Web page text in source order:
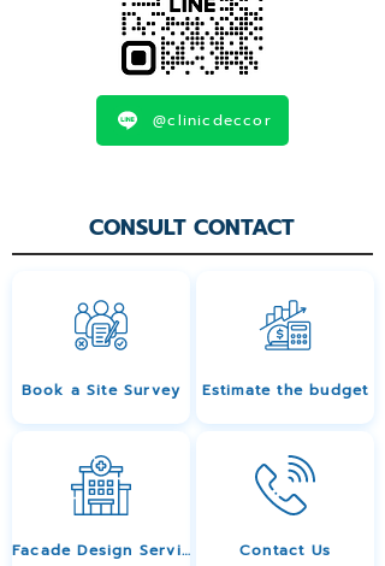
@clinicdeccor
CONSULT CONTACT
Book a Site Survey Estimate the budget
Facade Design Service Contact Us